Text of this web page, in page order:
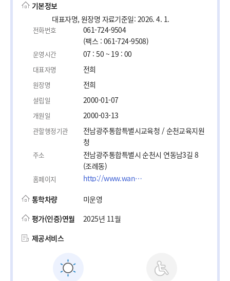
기본정보
대표자명, 원장명 자료기준일: 2026. 4. 1.
전화번호
061-724-9504
(팩스 : 061-724-9508)
운영시간 07 : 50 ~ 19 : 00
대표자명 전희
원장명 전희
설립일 2000-01-07
개원일 2000-03-13
관할행정기관
전남광주통합특별시교육청 / 순천교육지원
청
주소
전남광주통합특별시 순천시 연동남3길 8
(조례동)
홈페이지 http://www.wangji.es.jne.kr
통학차량
미운영
평가(인증)연월
2025년 11월
제공서비스